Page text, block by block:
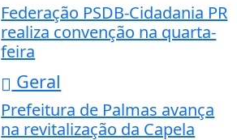
Federação PSDB-Cidadania PR
realiza convenção na quarta-
feira
Geral
Prefeitura de Palmas avança
na revitalização da Capela